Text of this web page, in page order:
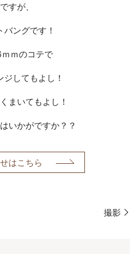
すが、
バングです！
ｍのコテで
ジしてもよし！
まいてもよし！
いかがですか？？
はこちら
撮影